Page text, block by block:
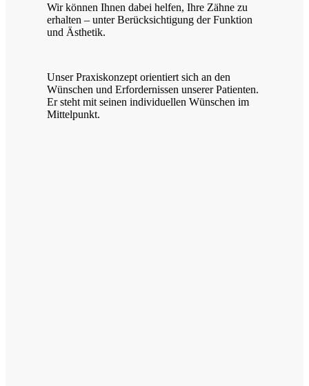
Wir können Ihnen dabei helfen, Ihre Zähne zu
erhalten – unter Berücksichtigung der Funktion
und Ästhetik.
Unser Praxiskonzept orientiert sich an den
Wünschen und Erfordernissen unserer Patienten.
Er steht mit seinen individuellen Wünschen im
Mittelpunkt.